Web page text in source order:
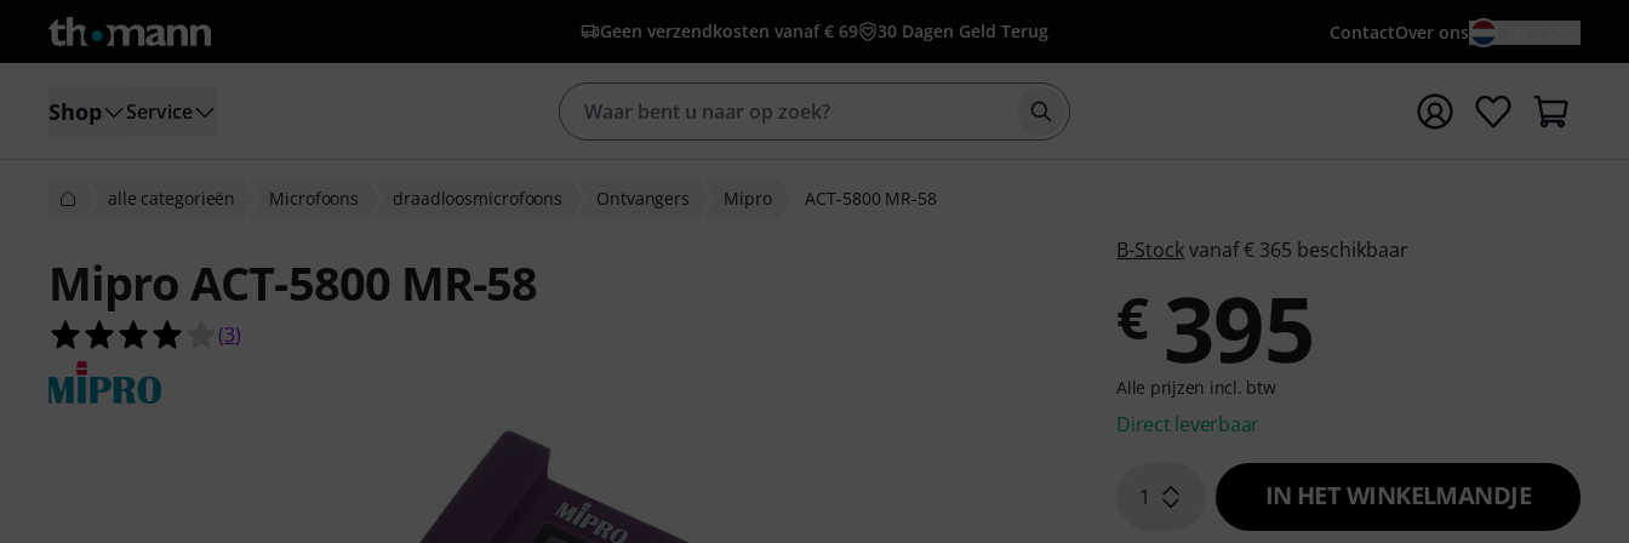
Geen verzendkosten vanaf € 69 30 Dagen Geld Terug ContactOver ons
Shop Service Zoek met zoekterm {searchTerm}
alle categorieën Microfoons draadloosmicrofoons Ontvangers Mipro ACT-5800 MR-58
Mipro ACT-5800 MR-58
4.0 van de 5 sterren van 3 klantbeoordelingen
(3)
B-Stockvanaf € 365 beschikbaar
€ 395
Alle prijzen incl. btw
Direct leverbaar
1 IN HET WINKELMANDJE